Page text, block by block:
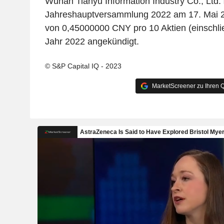
Jahreshauptversammlung 2022 am 17. Mai
von 0,45000000 CNY pro 10 Aktien
Jahr 2022 angekündigt.
© S&P Capital IQ - 2023
MarketScreener zu Ihren